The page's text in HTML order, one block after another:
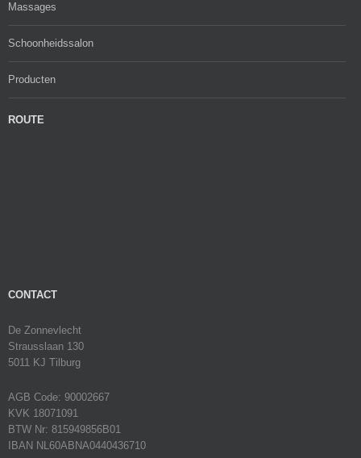
Massages
Schoonheidssalon
Producten
ROUTE
CONTACT
De Zonnevlecht
Strausslaan 130
5011 KJ Tilburg
AGB Code: 90002667
KVK 18071091
BTW Nr: 815949856B01
IBAN NL60ABNA0440436710